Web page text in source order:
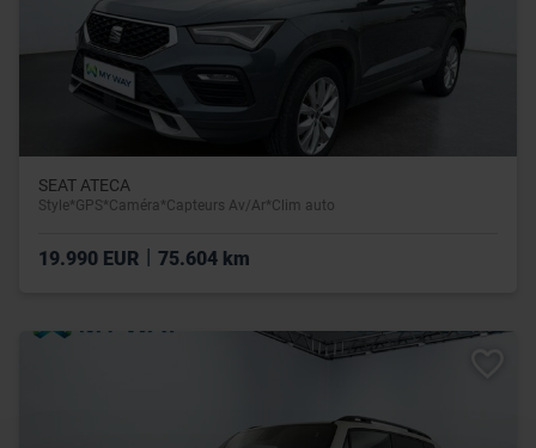
SEAT ATECA
Style*GPS*Caméra*Capteurs Av/Ar*Clim auto
19.990 EUR | 75.604 km